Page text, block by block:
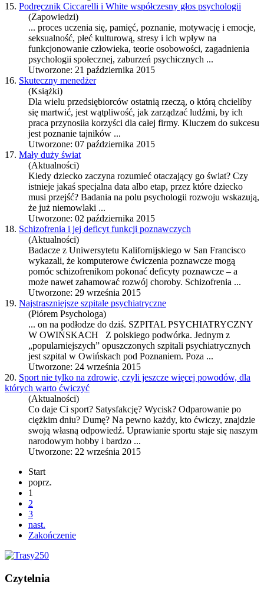
15. Podręcznik Ciccarelli i White współczesny głos psychologii
(Zapowiedzi)
... proces uczenia się, pamięć, poznanie, motywację i emocje,
seksualność, płeć kulturową, stresy i ich wpływ na
funkcjonowanie człowieka, teorie osobowości, zagadnienia
psychologii społecznej, zaburzeń psychicznych ...
Utworzone: 21 października 2015
16. Skuteczny menedżer
(Książki)
Dla wielu przedsiębiorców ostatnią rzeczą, o którą chcieliby
się martwić, jest wątpliwość, jak zarządzać ludźmi, by ich
praca przynosiła korzyści dla całej firmy. Kluczem do sukcesu
jest poznanie tajników ...
Utworzone: 07 października 2015
17. Mały duży świat
(Aktualności)
Kiedy dziecko zaczyna rozumieć otaczający go świat? Czy
istnieje jakaś specjalna data albo etap, przez które dziecko
musi przejść? Badania na polu psychologii rozwoju wskazują,
że już niemowlaki ...
Utworzone: 02 października 2015
18. Schizofrenia i jej deficyt funkcji poznawczych
(Aktualności)
Badacze z Uniwersytetu Kalifornijskiego w San Francisco
wykazali, że komputerowe ćwiczenia poznawcze mogą
pomóc schizofrenikom pokonać deficyty poznawcze – a
może nawet zahamować rozwój choroby. Schizofrenia ...
Utworzone: 29 września 2015
19. Najstraszniejsze szpitale psychiatryczne
(Piórem Psychologa)
... on na podłodze do dziś. SZPITAL PSYCHIATRYCZNY
W OWIŃSKACH Z polskiego podwórka. Jednym z
„popularniejszych” opuszczonych szpitali psychiatrycznych
jest szpital w Owińskach pod Poznaniem. Poza ...
Utworzone: 24 września 2015
20. Sport nie tylko na zdrowie, czyli jeszcze więcej powodów, dla
których warto ćwiczyć
(Aktualności)
Co daje Ci sport? Satysfakcję? Wycisk? Odparowanie po
ciężkim dniu? Dumę? Na pewno każdy, kto ćwiczy, znajdzie
swoją własną odpowiedź. Uprawianie sportu staje się naszym
narodowym hobby i bardzo ...
Utworzone: 22 września 2015
Start
poprz.
1
2
3
nast.
Zakończenie
Czytelnia